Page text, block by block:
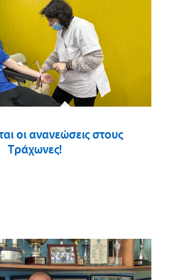
οι ανανεώσεις στους
Τράχωνες!